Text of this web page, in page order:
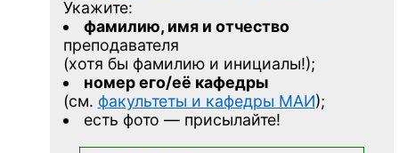
Укажите:
фамилию, имя и отчество
преподавателя
(хотя бы фамилию и инициалы!);
номер его/её кафедры
(см. факультеты и кафедры МАИ);
есть фото — присылайте!